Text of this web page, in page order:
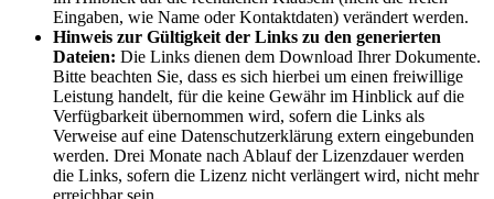
Eingaben, wie Name oder Kontaktdaten) verändert werden.
Hinweis zur Gültigkeit der Links zu den generierten
Dateien: Die Links dienen dem Download Ihrer Dokumente.
Bitte beachten Sie, dass es sich hierbei um einen freiwillige
Leistung handelt, für die keine Gewähr im Hinblick auf die
Verfügbarkeit übernommen wird, sofern die Links als
Verweise auf eine Datenschutzerklärung extern eingebunden
werden. Drei Monate nach Ablauf der Lizenzdauer werden
die Links, sofern die Lizenz nicht verlängert wird, nicht mehr